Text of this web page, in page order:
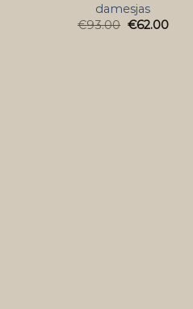
damesjas
€93.00 €62.00